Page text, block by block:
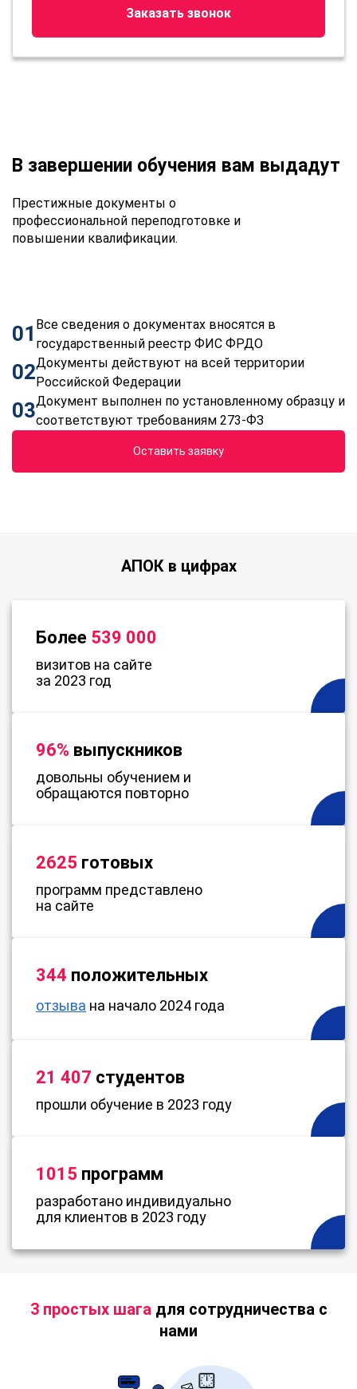
Заказать звонок
В завершении обучения вам выдадут
Престижные документы о
профессиональной переподготовке и
повышении квалификации.
01 Все сведения о документах вносятся в
государственный реестр ФИС ФРДО
02Документы действуют на всей территории
Российской Федерации
03Документ выполнен по установленному образцу и
соответствуют требованиям 273-ФЗ
Оставить заявку
АПОК в цифрах
Более 539 000
визитов на сайте
за 2023 год
96% выпускников
довольны обучением и
обращаются повторно
2625 готовых
программ представлено
на сайте
344 положительных
отзыва на начало 2024 года
21 407 студентов
прошли обучение в 2023 году
1015 программ
разработано индивидуально
для клиентов в 2023 году
3 простых шагадля сотрудничества с
нами